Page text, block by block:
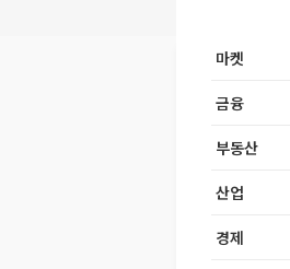
마켓
금융
부동산
산업
경제